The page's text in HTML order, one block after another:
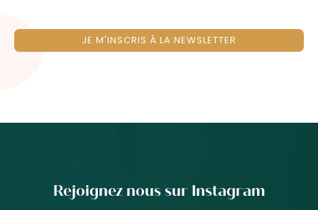
JE M'INSCRIS À LA NEWSLETTER
Rejoignez nous sur Instagram